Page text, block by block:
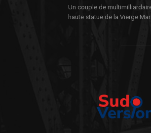
Un couple de
haute statue de la Vierge